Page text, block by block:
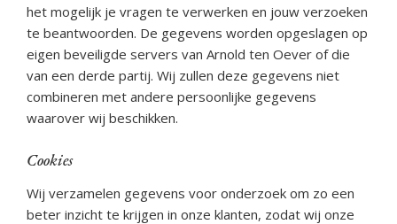
het mogelijk je vragen te verwerken en jouw verzoeken
te beantwoorden. De gegevens worden opgeslagen op
eigen beveiligde servers van Arnold ten Oever of die
van een derde partij. Wij zullen deze gegevens niet
combineren met andere persoonlijke gegevens
waarover wij beschikken.
Cookies
Wij verzamelen gegevens voor onderzoek om zo een
beter inzicht te krijgen in onze klanten, zodat wij onze